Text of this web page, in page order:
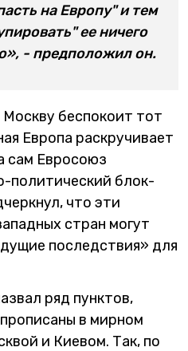
на Европу" и тем
ее ничего
- предположил он.
беспокоит тот
Европа раскручивает
сам Евросоюз
политический блок-
что эти
стран могут
последствия» для
ряд пунктов,
в мирном
и Киевом. Так, по